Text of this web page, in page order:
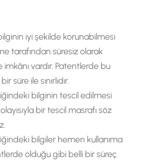
iyi şekilde korunabilmesi
tarafından süresiz olarak
imkânı vardır. Patentlerde bu
süre ile sınırlıdır.
bilginin tescil edilmesi
bir tescil masrafı söz
bilgiler hemen kullanıma
olduğu gibi belli bir süreç